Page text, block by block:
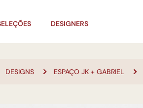
DESIGNERS
DESIGNS ESPAÇO JK + GABRIEL